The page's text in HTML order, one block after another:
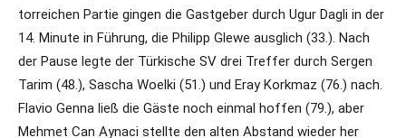
torreichen Partie gingen die Gastgeber durch Ugur Dagli in der
14. Minute in Führung, die Philipp Glewe ausglich (33.). Nach
der Pause legte der Türkische SV drei Treffer durch Sergen
Tarim (48.), Sascha Woelki (51.) und Eray Korkmaz (76.) nach.
Flavio Genna ließ die Gäste noch einmal hoffen (79.), aber
Mehmet Can Aynaci stellte den alten Abstand wieder her